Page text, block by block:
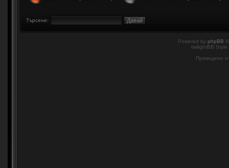
Търсене:
Powered by phpBB
twilightBB
Преведено